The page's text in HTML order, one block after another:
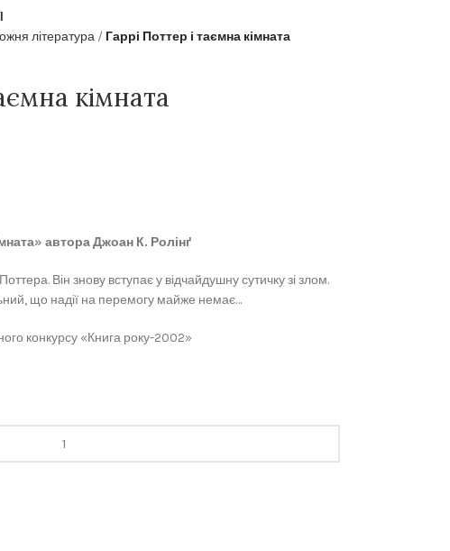
література
Гаррі Поттер і таємна кімната
кімната
автора Джоан К. Ролінґ
Він знову вступає у відчайдушну сутичку зі злом.
що надії на перемогу майже немає…
конкурсу «Книга року-2002»